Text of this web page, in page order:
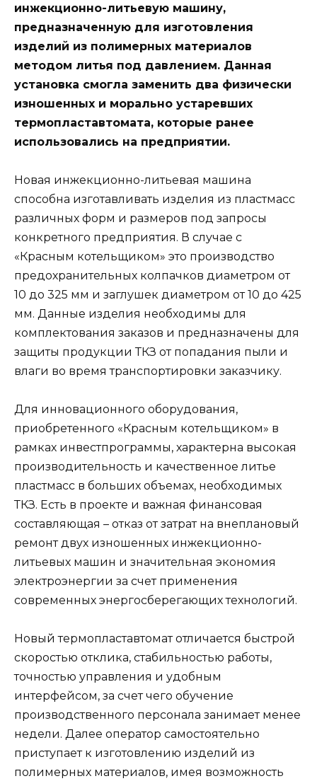
инжекционно-литьевую машину,
предназначенную для изготовления
изделий из полимерных материалов
методом литья под давлением. Данная
установка смогла заменить два физически
изношенных и морально устаревших
термопластавтомата, которые ранее
использовались на предприятии.
Новая инжекционно-литьевая машина
способна изготавливать изделия из пластмасс
различных форм и размеров под запросы
конкретного предприятия. В случае с
«Красным котельщиком» это производство
предохранительных колпачков диаметром от
10 до 325 мм и заглушек диаметром от 10 до 425
мм. Данные изделия необходимы для
комплектования заказов и предназначены для
защиты продукции ТКЗ от попадания пыли и
влаги во время транспортировки заказчику.
Для инновационного оборудования,
приобретенного «Красным котельщиком» в
рамках инвестпрограммы, характерна высокая
производительность и качественное литье
пластмасс в больших объемах, необходимых
ТКЗ. Есть в проекте и важная финансовая
составляющая – отказ от затрат на внеплановый
ремонт двух изношенных инжекционно-
литьевых машин и значительная экономия
электроэнергии за счет применения
современных энергосберегающих технологий.
Новый термопластавтомат отличается быстрой
скоростью отклика, стабильностью работы,
точностью управления и удобным
интерфейсом, за счет чего обучение
производственного персонала занимает менее
недели. Далее оператор самостоятельно
приступает к изготовлению изделий из
полимерных материалов, имея возможность